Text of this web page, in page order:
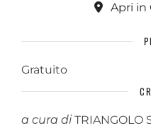
Apri in
Gratuito
a cura diTRIANGOLO